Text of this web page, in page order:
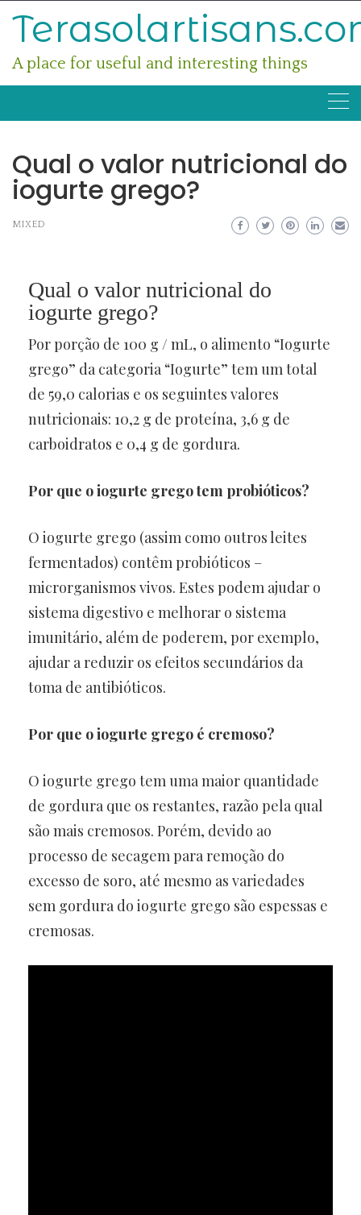
A place for useful and interesting things
Qual o valor nutricional do
iogurte grego?
MIXED
Qual o valor nutricional do
iogurte grego?
Por porção de 100 g / mL, o alimento “Iogurte
grego” da categoria “Iogurte” tem um total
de 59,0 calorias e os seguintes valores
nutricionais: 10,2 g de proteína, 3,6 g de
carboidratos e 0,4 g de gordura.
Por que o iogurte grego tem probióticos?
O iogurte grego (assim como outros leites
fermentados) contêm probióticos –
microrganismos vivos. Estes podem ajudar o
sistema digestivo e melhorar o sistema
imunitário, além de poderem, por exemplo,
ajudar a reduzir os efeitos secundários da
toma de antibióticos.
Por que o iogurte grego é cremoso?
O iogurte grego tem uma maior quantidade
de gordura que os restantes, razão pela qual
são mais cremosos. Porém, devido ao
processo de secagem para remoção do
excesso de soro, até mesmo as variedades
sem gordura do iogurte grego são espessas e
cremosas.